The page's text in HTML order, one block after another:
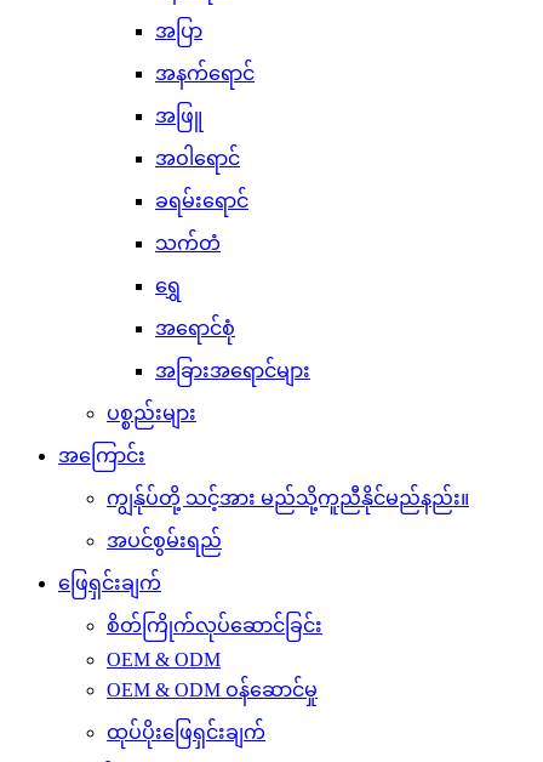
အပြာ
အနက်ရောင်
အဖြူ
အဝါရောင်
ခရမ်းရောင်
သက်တံ
ရွှေ
အရောင်စုံ
အခြားအရောင်များ
ပစ္စည်းများ
အကြောင်း
ကျွန်ုပ်တို့ သင့်အား မည်သို့ကူညီနိုင်မည်နည်း။
အပင်စွမ်းရည်
ဖြေရှင်းချက်
စိတ်ကြိုက်လုပ်ဆောင်ခြင်း
OEM & ODM
OEM & ODM ဝန်ဆောင်မှု
ထုပ်ပိုးဖြေရှင်းချက်